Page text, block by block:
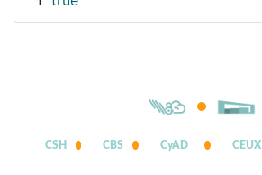
CSH CBS CyAD CEUX